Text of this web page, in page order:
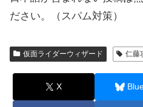
ださい。（スパム対策）
仮面ライダーウィザード 仁藤
X